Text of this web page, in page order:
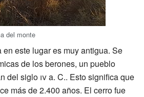
del monte
este lugar es muy antigua. Se
de los berones, un pueblo
del siglo iva. C.. Esto significa que
más de 2.400 años. El cerro fue